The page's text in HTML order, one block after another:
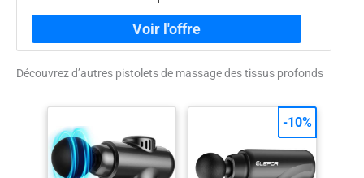
Découvrez d’autres pistolets de massage des tissus profonds
-10%